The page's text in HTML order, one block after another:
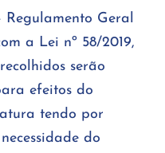
Regulamento Geral
a Lei nº 58/2019,
serão
efeitos do
tendo por
do